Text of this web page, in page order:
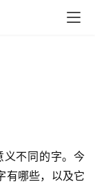
不同的字。今
有哪些，以及它